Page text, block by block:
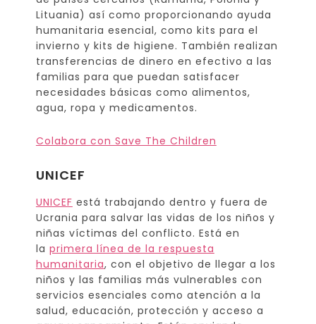
Lituania) así como proporcionando ayuda
humanitaria esencial, como kits para el
invierno y kits de higiene. También realizan
transferencias de dinero en efectivo a las
familias para que puedan satisfacer
necesidades básicas como alimentos,
agua, ropa y medicamentos.
Colabora con Save The Children
UNICEF
UNICEF está trabajando dentro y fuera de
Ucrania para salvar las vidas de los niños y
niñas víctimas del conflicto. Está en
la primera línea de la respuesta
humanitaria, con el objetivo de llegar a los
niños y las familias más vulnerables con
servicios esenciales como atención a la
salud, educación, protección y acceso a